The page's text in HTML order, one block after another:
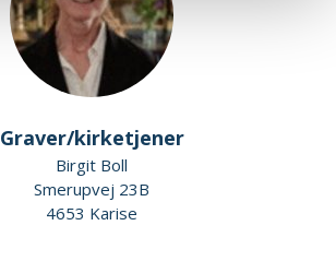
Graver/kirketjener
Birgit Boll
Smerupvej 23B
4653 Karise